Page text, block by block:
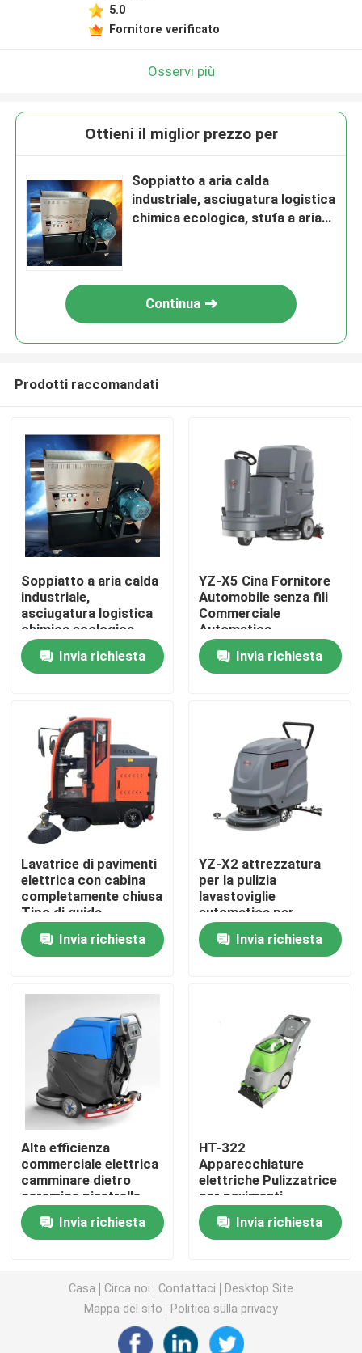
Casa
Prodotti
Su di noi
Visita alla fabbrica
Controllo Qualità
Contattaci
Notizie
Casi
Macchinari per le aziende agricole
Macchine per apparecchiature di pulizia
Macchine per imballaggio industriale
Prodotti per la sicurezza stradale
Attrezzature di soccorso di emergenza
Motori elettrici industriali
Cuscinetti a rulli sferici
5.0
Fornitore verificato
Osservi più
Ottieni il miglior prezzo per
Soppiatto a aria calda
industriale, asciugatura logistica
chimica ecologica, stufa a aria
Continua
Prodotti raccomandati
Soppiatto a aria calda
industriale,
asciugatura logistica
chimica ecologica,
stufa a aria calda a
controllo di
temperatura
Invia richiesta
YZ-X5 Cina Fornitore
Automobile senza fili
Commerciale
Automatica
Pulizzatrice di
PavimentiInvia richiesta
Lavatrice di pavimenti
elettrica con cabina
completamente chiusa
Tipo di guida
Lavatrice stradale
Invia richiesta
YZ-X2 attrezzatura
per la pulizia
lavastoviglie
automatica per
pavimenti asciugatrice
per pavimenti
Invia richiesta
Alta efficienza
commerciale elettrica
camminare dietro
ceramica piastrelle
pavimento scrubber
macchina di pulizia
Invia richiesta
HT-322
Apparecchiature
elettriche Pulizzatrice
per pavimenti
Asciugatrice di
biancheria Lavatrici di
pulizia commerciale
Invia richiesta
Casa Circa noi Contattaci
Desktop Site
Mappa del sito
Politica sulla privacy